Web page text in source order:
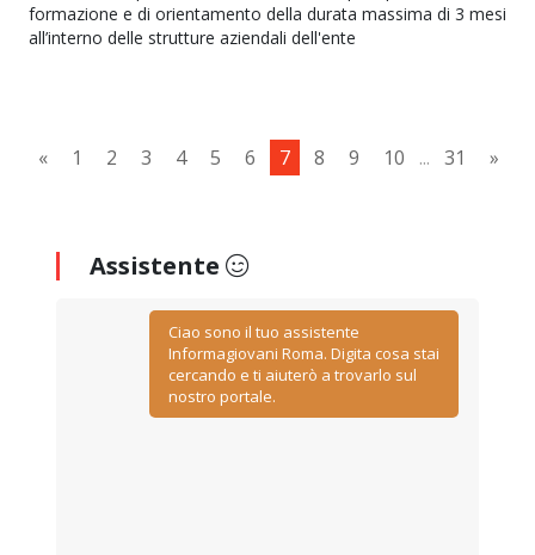
formazione e di orientamento della durata massima di 3 mesi
all’interno delle strutture aziendali dell'ente
« 1 2 3 4 5 6 7 8 9 10 ... 31 »
Assistente
Ciao sono il tuo assistente
Informagiovani Roma. Digita cosa stai
cercando e ti aiuterò a trovarlo sul
nostro portale.